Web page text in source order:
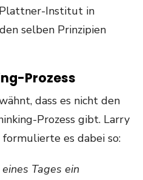
Institut in
selben Prinzipien
Prozess
dass es nicht den
Prozess gibt. Larry
es dabei so:
Tages ein